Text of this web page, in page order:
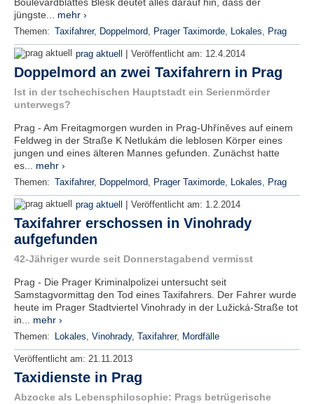
jüngste... mehr ›
Themen: Taxifahrer, Doppelmord, Prager Taximorde, Lokales, Prag
prag aktuell | Veröffentlicht am: 12.4.2014
Doppelmord an zwei Taxifahrern in Prag
Ist in der tschechischen Hauptstadt ein Serienmörder
unterwegs?
Prag - Am Freitagmorgen wurden in Prag-Uhříněves auf einem
Feldweg in der Straße K Netlukám die leblosen Körper eines
jungen und eines älteren Mannes gefunden. Zunächst hatte
es... mehr ›
Themen: Taxifahrer, Doppelmord, Prager Taximorde, Lokales, Prag
prag aktuell | Veröffentlicht am: 1.2.2014
Taxifahrer erschossen in Vinohrady
aufgefunden
42-Jähriger wurde seit Donnerstagabend vermisst
Prag - Die Prager Kriminalpolizei untersucht seit
Samstagvormittag den Tod eines Taxifahrers. Der Fahrer wurde
heute im Prager Stadtviertel Vinohrady in der Lužická-Straße tot
in... mehr ›
Themen: Lokales, Vinohrady, Taxifahrer, Mordfälle
Veröffentlicht am: 21.11.2013
Taxidienste in Prag
Abzocke als Lebensphilosophie: Prags betrügerische